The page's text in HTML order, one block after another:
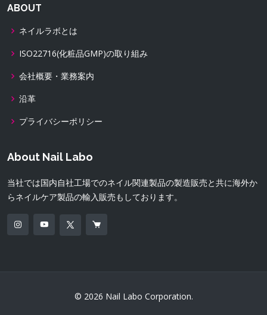
ABOUT
ネイルラボとは
ISO22716(化粧品GMP)の取り組み
会社概要・業務案内
沿革
プライバシーポリシー
About Nail Labo
当社では国内自社工場でのネイル関連製品の製造販売と共に海外か
らネイルケア製品の輸入販売もしております。
© 2026 Nail Labo Corporation.